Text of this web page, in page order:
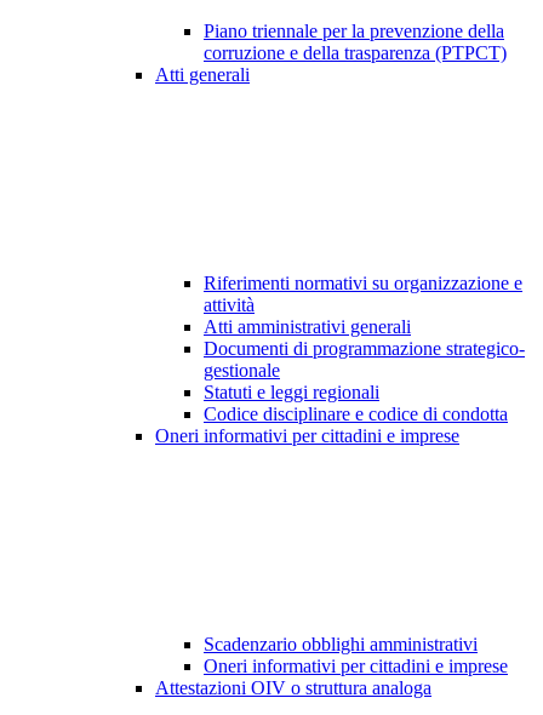
Piano triennale per la prevenzione della
corruzione e della trasparenza (PTPCT)
Atti generali
Riferimenti normativi su organizzazione e
attività
Atti amministrativi generali
Documenti di programmazione strategico-
gestionale
Statuti e leggi regionali
Codice disciplinare e codice di condotta
Oneri informativi per cittadini e imprese
Scadenzario obblighi amministrativi
Oneri informativi per cittadini e imprese
Attestazioni OIV o struttura analoga